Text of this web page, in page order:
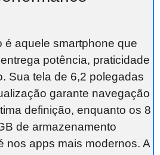
é aquele smartphone que
potência, praticidade
Sua tela de 6,2 polegadas
garante navegação
definição, enquanto os 8
de armazenamento
nos apps mais modernos. A